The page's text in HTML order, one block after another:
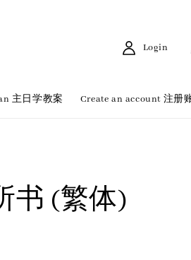
主日学教案 Create an account 注册
Login
书 (繁体)